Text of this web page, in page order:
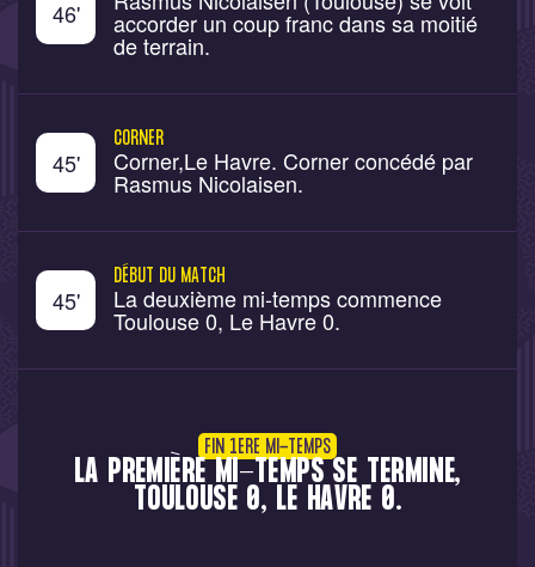
46' accorder un coup franc dans sa moitié
de terrain.
45'
CORNER
Corner,Le Havre. Corner concédé par
Rasmus Nicolaisen.
45'
DÉBUT DU MATCH
La deuxième mi-temps commence
Toulouse 0, Le Havre 0.
FIN 1ERE MI-TEMPS
LA PREMIÈRE MI-TEMPS SE TERMINE,
TOULOUSE 0, LE HAVRE 0.